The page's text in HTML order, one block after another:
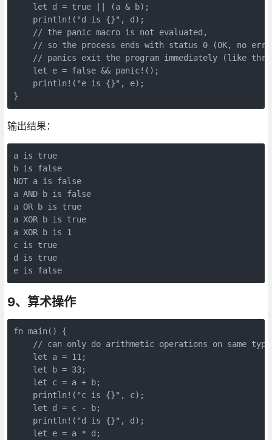
    let d = true || (a & b);
    println!("d is {}", d);
    // the panic macro is not evaluated,
// so the process ends with status 0 (OK, no
// panics exit the program immediately (like
    let e = false && panic!();
    println!("e is {}", e);
输出结果：
a is true
b is false
NOT a is false
a AND b is false
a OR b is true
a XOR b is true
a XOR b is 1
c is true
d is true
e is false
9、算术操作
fn main() {
// can only do arithmetic operations on same
    let a = 11;
    let b = 33;
    let c = a + b;
    println!("c is {}", c);
    let d = c - b;
    println!("d is {}", d);
    let e = a * d;